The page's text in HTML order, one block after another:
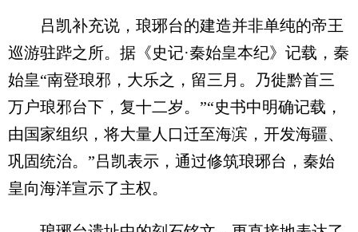
吕凯补充说，琅琊台的建造并非单纯的帝王
巡游驻跸之所。据《史记·秦始皇本纪》记载，秦
始皇“南登琅邪，大乐之，留三月。乃徙黔首三
万户琅邪台下，复十二岁。”“史书中明确记载，
由国家组织，将大量人口迁至海滨，开发海疆、
巩固统治。”吕凯表示，通过修筑琅琊台，秦始
皇向海洋宣示了主权。